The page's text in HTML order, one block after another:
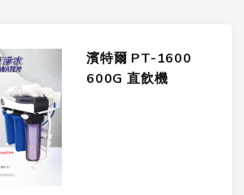
濱特爾 PT-1600
600G 直飲機